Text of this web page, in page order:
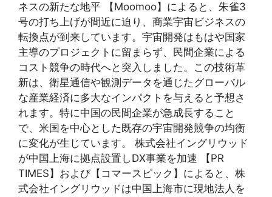
ネスの新たな地平 【Moomoo】によると、朱雀3
号の打ち上げが間近に迫り、商業宇宙ビジネスの
転換点が到来しています。宇宙開発はもはや国家
主導のプロジェクトに留まらず、民間企業による
コスト競争の時代へと突入しました。この技術革
新は、衛星通信や観測データを通じたグローバル
な産業経済に多大なインパクトを与えると予想さ
れます。特に中国の民間企業が急成長すること
で、米国を中心とした既存の宇宙開発競争の均衡
に変化が生じています。 株式会社イングリウッド
が中国上海に拠点設置しDX事業を加速 【PR
TIMES】および【コマースピック】によると、株
式会社イングリウッドは中国上海市に現地法人を